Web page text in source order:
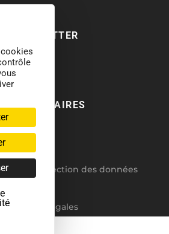
NEWSLETTER
PARTENAIRES
de protection des données
Mentions légales